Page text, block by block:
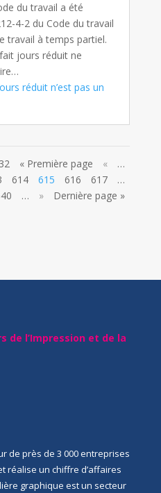
du travail a été
4-2 du Code du travail
travail à temps partiel.
jours réduit ne
réduit n’est pas un
« Première page «
…
614 615 616 617
…
… » Dernière page »
de l’Impression et de la
de près de 3 000 entreprises
réalise un chiffre d’affaires
graphique est un secteur